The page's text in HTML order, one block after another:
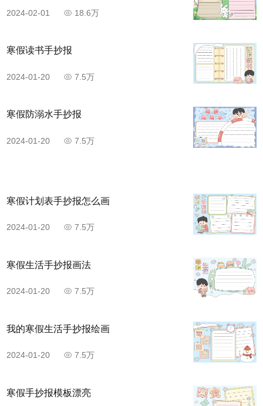
2024-02-01 18.6万
寒假读书手抄报
2024-01-20 7.5万
寒假防溺水手抄报
2024-01-20 7.5万
寒假计划表手抄报怎么画
2024-01-20 7.5万
寒假生活手抄报画法
2024-01-20 7.5万
我的寒假生活手抄报绘画
2024-01-20 7.5万
寒假手抄报模板漂亮